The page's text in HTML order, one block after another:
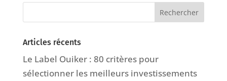
Articles récents
Le Label Ouiker : 80 critères pour
sélectionner les meilleurs investissements